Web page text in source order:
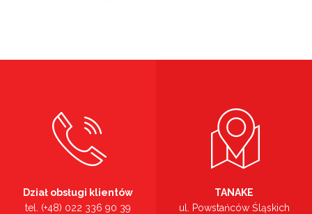
Dział obsługi klientów
tel. (+48) 022 336 90 39
TANAKE
ul. Powstańców Śląskich